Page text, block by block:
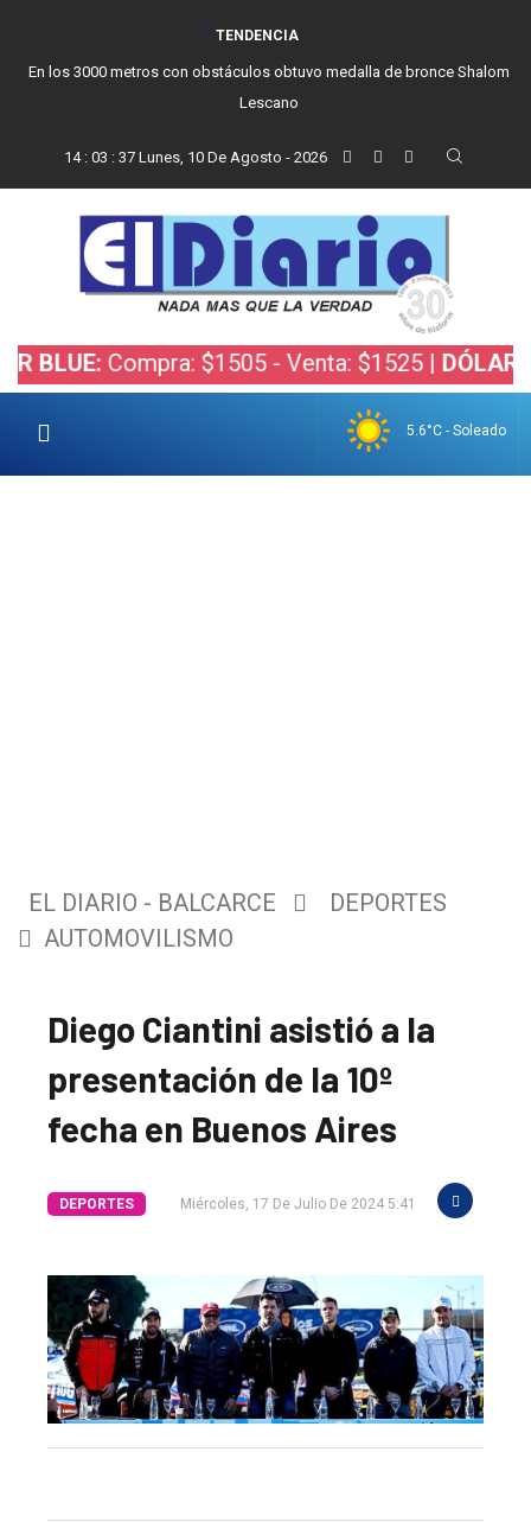
TENDENCIA
En los 3000 metros con obstáculos obtuvo medalla de bronce Shalom
Lescano
14: 03 : 38 Lunes, 10 De Agosto - 2026
Compra: $1505 - Venta: $1525 |DÓLAR BOLSA:
5.6°C - Soleado
EL DIARIO - BALCARCE
DEPORTES
AUTOMOVILISMO
Diego Ciantini asistió a la
presentación de la 10º
fecha en Buenos Aires
DEPORTES Miércoles, 17 De Julio De 2024 5:41